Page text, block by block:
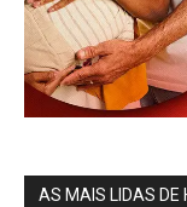
AS MAIS LIDAS DE